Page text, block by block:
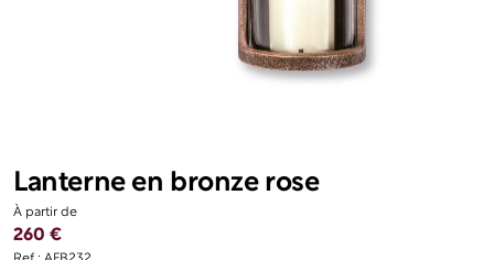
Lanterne en bronze rose
À partir de
260 €